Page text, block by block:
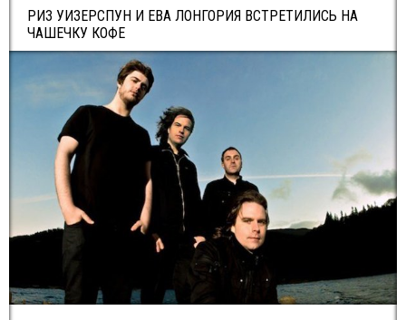
РИЗ УИЗЕРСПУН И ЕВА ЛОНГОРИЯ ВСТРЕТИЛИСЬ НА
ЧАШЕЧКУ КОФЕ